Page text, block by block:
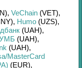
, VeChain (VET),
, Humo (UZS),
(UAH),
(UAH),
(UAH),
MasterCard
(EUR),